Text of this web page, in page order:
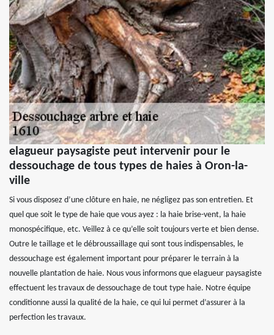
elagueur paysagiste peut intervenir pour le
dessouchage de tous types de haies à Oron-la-
ville
Si vous disposez d’une clôture en haie, ne négligez pas son entretien. Et
quel que soit le type de haie que vous ayez : la haie brise-vent, la haie
monospécifique, etc. Veillez à ce qu’elle soit toujours verte et bien dense.
Outre le taillage et le débroussaillage qui sont tous indispensables, le
dessouchage est également important pour préparer le terrain à la
nouvelle plantation de haie. Nous vous informons que elagueur paysagiste
effectuent les travaux de dessouchage de tout type haie. Notre équipe
conditionne aussi la qualité de la haie, ce qui lui permet d’assurer à la
perfection les travaux.